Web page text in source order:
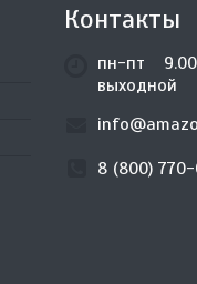
Контакты
пн-пт
выходной
8 (800)